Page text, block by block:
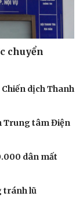
chuyển
dịch Thanh
Trung tâm Điện
dân mất
tránh lũ